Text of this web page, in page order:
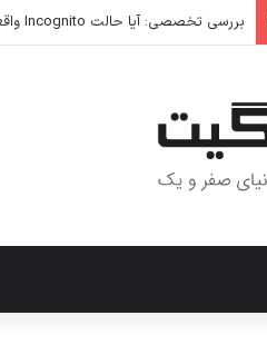
بررسی تخصصی: آیا حالت Incognito واقعا امن است؟ حالت ناشناس مرورگر از شما در برابر چه چیزی محافظت می‌کند؟